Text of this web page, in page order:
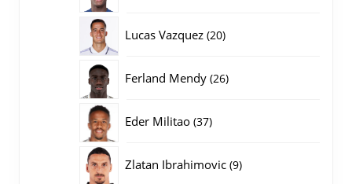
Lucas Vazquez 2020
Ferland Mendy 2626
Eder Militao 3737
Zlatan Ibrahimovic 99